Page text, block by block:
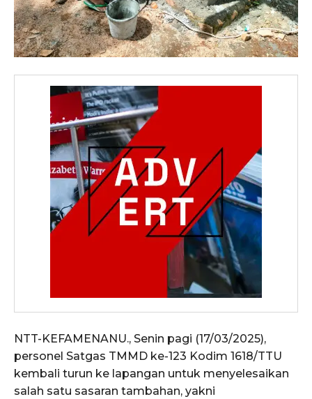
NTT-KEFAMENANU., Senin pagi (17/03/2025),
personel Satgas TMMD ke-123 Kodim 1618/TTU
kembali turun ke lapangan untuk menyelesaikan
salah satu sasaran tambahan, yakni